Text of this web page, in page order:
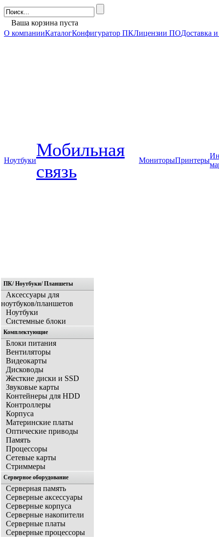
Ваша корзина пуста
О компанииКаталогКонфигуратор ПКЛицензии ПОДоставка
Ноутбуки
Мобильная
связь
МониторыПринтеры
Главная
ПК/ Ноутбуки/ Планшеты
Аксессуары для
ноутбуков/планшетов
Ноутбуки
Системные блоки
Комплектующие
Блоки питания
Вентиляторы
Видеокарты
Дисководы
Жесткие диски и SSD
Звуковые карты
Контейнеры для HDD
Контроллеры
Корпуса
Материнские платы
Оптические приводы
Память
Процессоры
Сетевые карты
Стриммеры
Серверное оборудование
Серверная память
Серверные аксессуары
Серверные корпуса
Серверные накопители
Серверные платы
Серверные процессоры